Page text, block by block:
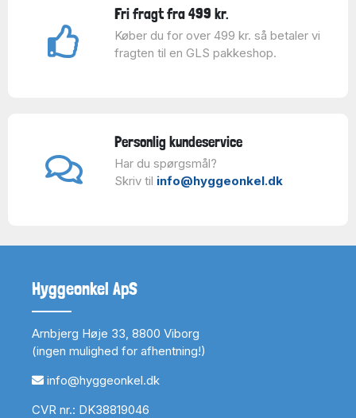
Fri fragt fra 499 kr.
Køber du for over 499 kr. så betaler vi
fragten til en GLS pakkeshop.
Personlig kundeservice
Har du spørgsmål?
Skriv til info@hyggeonkel.dk
Hyggeonkel ApS
Arnbjerg Høje 33, 8800 Viborg
(ingen mulighed for afhentning!)
info@hyggeonkel.dk
CVR nr.: DK38819046